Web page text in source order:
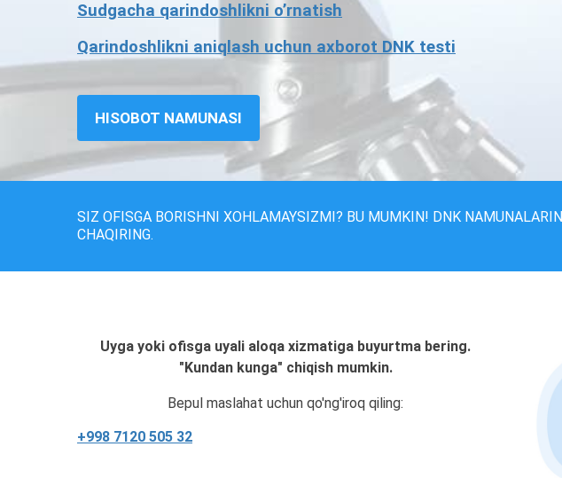
Sudgacha qarindoshlikni o’rnatish
Qarindoshlikni aniqlash uchun axborot DNK testi
HISOBOT NAMUNASI
SIZ OFISGA BORISHNI XOHLAMAYSIZMI? BU MUMKIN! DNK
CHAQIRING.
Uyga yoki ofisga uyali aloqa xizmatiga buyurtma bering.
"Kundan kunga" chiqish mumkin.
Bepul maslahat uchun qo'ng'iroq qiling:
+998 7120 505 32